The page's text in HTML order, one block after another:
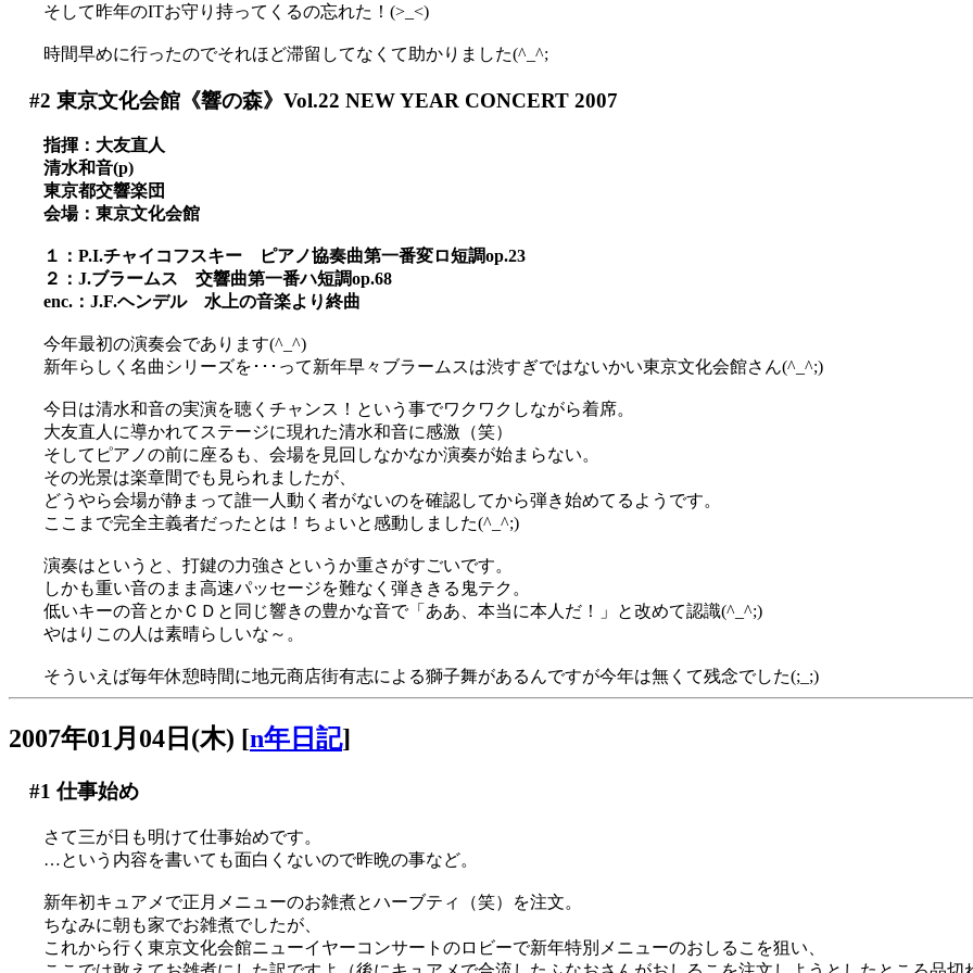
そして昨年のITお守り持ってくるの忘れた！(>_<)
時間早めに行ったのでそれほど滞留してなくて助かりました(^_^;
#2 東京文化会館《響の森》Vol.22 NEW YEAR CONCERT 2007
指揮：大友直人
清水和音(p)
東京都交響楽団
会場：東京文化会館
１：P.I.チャイコフスキー ピアノ協奏曲第一番変ロ短調op.23
２：J.ブラームス 交響曲第一番ハ短調op.68
enc.：J.F.ヘンデル 水上の音楽より終曲
今年最初の演奏会であります(^_^)
新年らしく名曲シリーズを･･･って新年早々ブラームスは渋すぎではないかい東京文化会館さん(^_^;)
今日は清水和音の実演を聴くチャンス！という事でワクワクしながら着席。
大友直人に導かれてステージに現れた清水和音に感激（笑）
そしてピアノの前に座るも、会場を見回しなかなか演奏が始まらない。
その光景は楽章間でも見られましたが、
どうやら会場が静まって誰一人動く者がないのを確認してから弾き始めてるようです。
ここまで完全主義者だったとは！ちょいと感動しました(^_^;)
演奏はというと、打鍵の力強さというか重さがすごいです。
しかも重い音のまま高速パッセージを難なく弾ききる鬼テク。
低いキーの音とかＣＤと同じ響きの豊かな音で「ああ、本当に本人だ！」と改めて認識(^_^;)
やはりこの人は素晴らしいな～。
そういえば毎年休憩時間に地元商店街有志による獅子舞があるんですが今年は無くて残念でした(;_;)
2007年01月04日(木) [n年日記]
#1 仕事始め
さて三が日も明けて仕事始めです。
…という内容を書いても面白くないので昨晩の事など。
新年初キュアメで正月メニューのお雑煮とハーブティ（笑）を注文。
ちなみに朝も家でお雑煮でしたが、
これから行く東京文化会館ニューイヤーコンサートのロビーで新年特別メニューのおしるこを狙い、